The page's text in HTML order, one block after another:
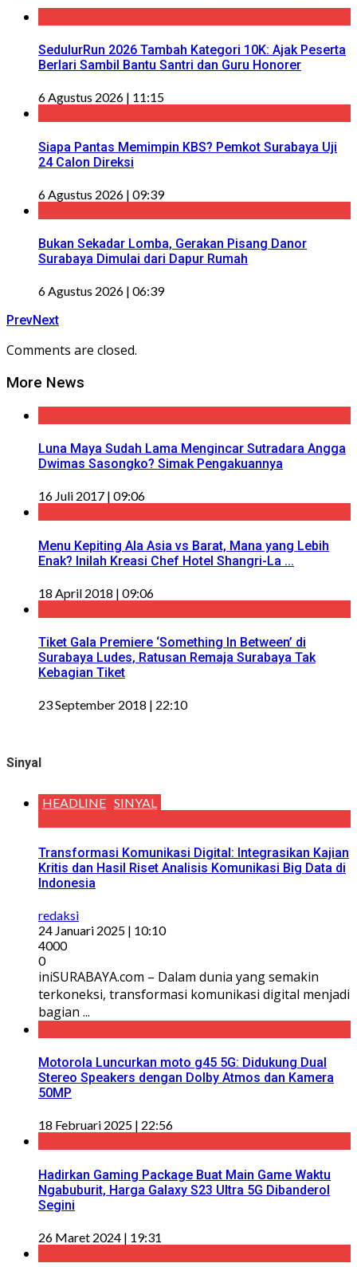
SedulurRun 2026 Tambah Kategori 10K: Ajak Peserta
Berlari Sambil Bantu Santri dan Guru Honorer
6 Agustus 2026 | 11:15
Siapa Pantas Memimpin KBS? Pemkot Surabaya Uji
24 Calon Direksi
6 Agustus 2026 | 09:39
Bukan Sekadar Lomba, Gerakan Pisang Danor
Surabaya Dimulai dari Dapur Rumah
6 Agustus 2026 | 06:39
PrevNext
Comments are closed.
More News
Luna Maya Sudah Lama Mengincar Sutradara Angga
Dwimas Sasongko? Simak Pengakuannya
16 Juli 2017 | 09:06
Menu Kepiting Ala Asia vs Barat, Mana yang Lebih
Enak? Inilah Kreasi Chef Hotel Shangri-La ...
18 April 2018 | 09:06
Tiket Gala Premiere ‘Something In Between’ di
Surabaya Ludes, Ratusan Remaja Surabaya Tak
Kebagian Tiket
23 September 2018 | 22:10
Sinyal
HEADLINE SINYAL
Transformasi Komunikasi Digital: Integrasikan Kajian
Kritis dan Hasil Riset Analisis Komunikasi Big Data di
Indonesia
redaksi
24 Januari 2025 | 10:10
4000
0
iniSURABAYA.com – Dalam dunia yang semakin
terkoneksi, transformasi komunikasi digital menjadi
bagian ...
Motorola Luncurkan moto g45 5G: Didukung Dual
Stereo Speakers dengan Dolby Atmos dan Kamera
50MP
18 Februari 2025 | 22:56
Hadirkan Gaming Package Buat Main Game Waktu
Ngabuburit, Harga Galaxy S23 Ultra 5G Dibanderol
Segini
26 Maret 2024 | 19:31